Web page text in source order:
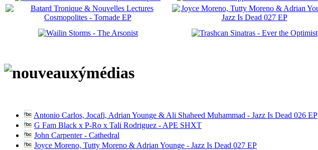
Antonio Carlos, Jocafi, Adrian Younge & Ali Shaheed Muhammad - Jazz Is Dead 026 EP
G Fam Black x P-Ro x Tali Rodriguez - APE SHXT
John Carpenter - Cathedral
Joyce Moreno, Tutty Moreno & Adrian Younge - Jazz Is Dead 027 EP